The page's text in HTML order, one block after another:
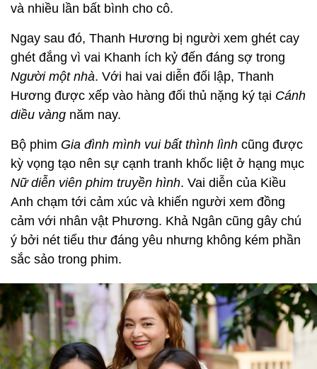
và nhiều lần bất bình cho cô.
Ngay sau đó, Thanh Hương bị người xem ghét cay
ghét đắng vì vai Khanh ích kỷ đến đáng sợ trong
Người một nhà. Với hai vai diễn đối lập, Thanh
Hương được xếp vào hàng đối thủ nặng ký tại Cánh
diều vàng năm nay.
Bộ phim Gia đình mình vui bất thình lình cũng được
kỳ vọng tạo nên sự cạnh tranh khốc liệt ở hạng mục
Nữ diễn viên phim truyền hình. Vai diễn của Kiều
Anh chạm tới cảm xúc và khiến người xem đồng
cảm với nhân vật Phương. Khả Ngân cũng gây chú
ý bởi nét tiểu thư đáng yêu nhưng không kém phần
sắc sảo trong phim.